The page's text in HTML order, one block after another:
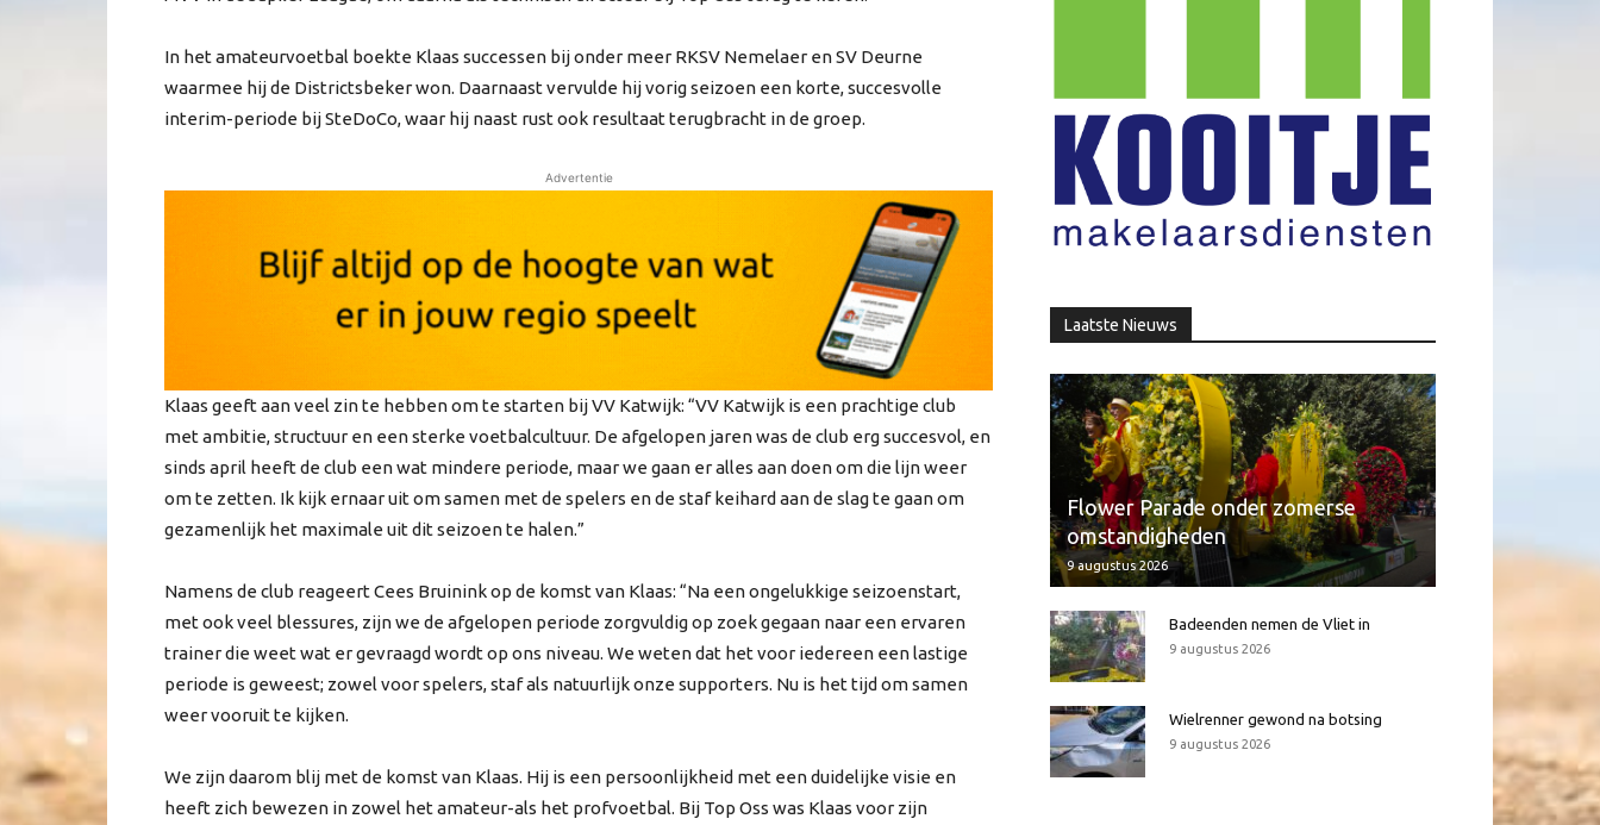
In het amateurvoetbal boekte Klaas successen bij onder meer RKSV Nemelaer en SV Deurne
waarmee hij de Districtsbeker won. Daarnaast vervulde hij vorig seizoen een korte, succesvolle
interim-periode bij SteDoCo, waar hij naast rust ook resultaat terugbracht in de groep.
Advertentie
Klaas geeft aan veel zin te hebben om te starten bij VV Katwijk: “VV Katwijk is een prachtige club
met ambitie, structuur en een sterke voetbalcultuur. De afgelopen jaren was de club erg succesvol, en
sinds april heeft de club een wat mindere periode, maar we gaan er alles aan doen om die lijn weer
om te zetten. Ik kijk ernaar uit om samen met de spelers en de staf keihard aan de slag te gaan om
gezamenlijk het maximale uit dit seizoen te halen.”
Namens de club reageert Cees Bruinink op de komst van Klaas: “Na een ongelukkige seizoenstart,
met ook veel blessures, zijn we de afgelopen periode zorgvuldig op zoek gegaan naar een ervaren
trainer die weet wat er gevraagd wordt op ons niveau. We weten dat het voor iedereen een lastige
periode is geweest; zowel voor spelers, staf als natuurlijk onze supporters. Nu is het tijd om samen
weer vooruit te kijken.
We zijn daarom blij met de komst van Klaas. Hij is een persoonlijkheid met een duidelijke visie en
heeft zich bewezen in zowel het amateur-als het profvoetbal. Bij Top Oss was Klaas voor zijn
Laatste Nieuws
Flower Parade onder zomerse
omstandigheden
9 augustus 2026
Badeenden nemen de Vliet in
9 augustus 2026
Wielrenner gewond na botsing
9 augustus 2026